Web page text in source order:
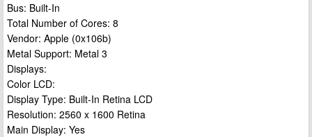
Bus: Built-In
Total Number of Cores: 8
Vendor: Apple (0x106b)
Metal Support: Metal 3
Displays:
Color LCD:
Display Type: Built-In Retina LCD
Resolution: 2560 x 1600 Retina
Main Display: Yes